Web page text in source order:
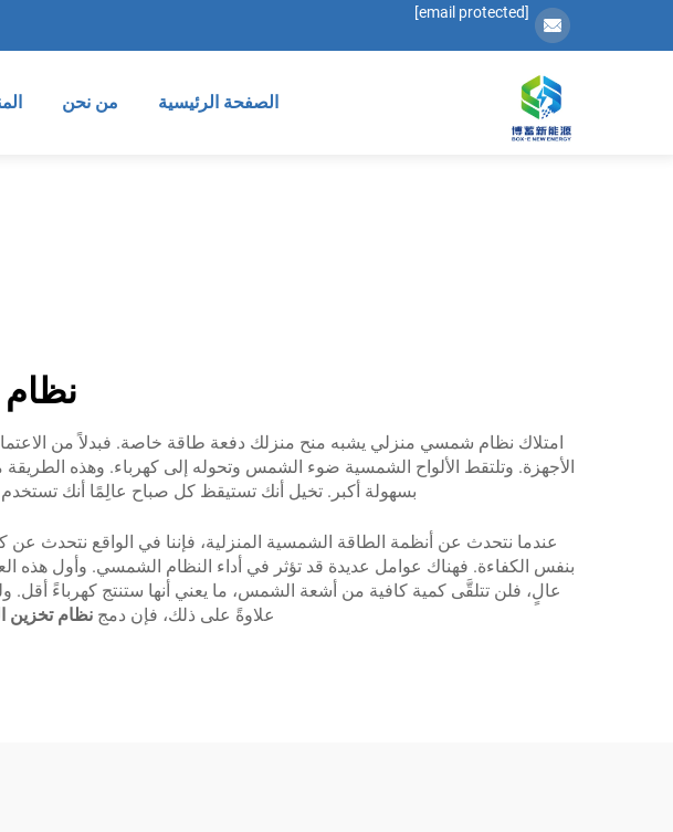
[email protected]
الصفحة الرئيسية من نحن
امتلاك نظام شمسي منزلي يشبه منح منزلك دفعة طاقة خاصة. فبدلاً من
بسهولة أكبر. تخيل أنك تستيقظ كل صباح عالِمًا أنك
عندما نتحدث عن أنظمة الطاقة الشمسية المنزلية، فإننا في الواقع نتحدث
بنفس الكفاءة. فهناك عوامل عديدة قد تؤثر في أداء النظام الشمسي. وأول هذه
عالٍ، فلن تتلقَّى كمية كافية من أشعة الشمس، ما يعني أنها ستنتج كهرباءً
علاوةً على ذلك، فإن دمج نظام تخزين